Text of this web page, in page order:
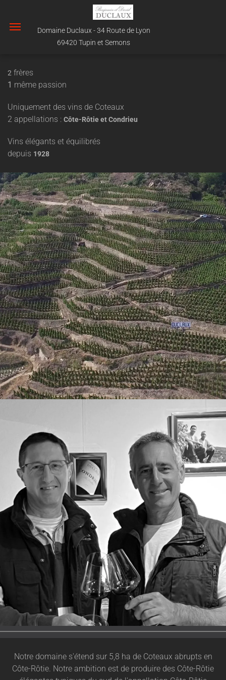
Domaine Duclaux - 34 Route de Lyon
69420 Tupin et Semons
2 frères
1 même passion
Uniquement des vins de Coteaux
2 appellations : Côte-Rôtie et Condrieu
Vins élégants et équilibrés
depuis 1928
Notre domaine s'étend sur 5,8 ha de Coteaux abrupts en
Côte-Rôtie. Notre ambition est de produire des Côte-Rôtie